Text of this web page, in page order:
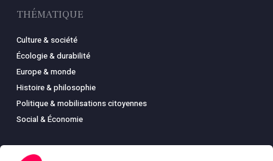
THÉMATIQUE
Culture & société
Écologie & durabilité
Europe & monde
Histoire & philosophie
Politique & mobilisations citoyennes
Social & Économie